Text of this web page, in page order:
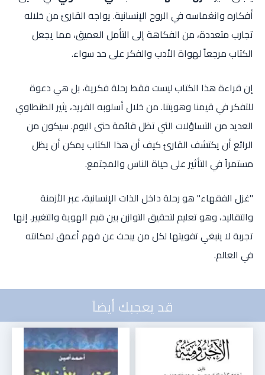
أفكاره وانغماسه في الروح الإنسانية. يواجه القارئ من خلاله
تجارب متعددة، من الفكاهة إلى التأمل العميق، مما يجعل
الكتاب مرجعاً لهواة الأدب والفكر على حد سواء.
إن قراءة هذا الكتاب ليست فقط رحلة فكرية، بل هي دعوة
للتفكر في قيمنا وهويتنا. من خلال أسلوبه الفريد، يثير الطنطاوي
العديد من التساؤلات التي تظل قائمة حتى اليوم. سيكون من
الرائع أن يكتشف القارئ كيف أن هذا الكتاب يمكن أن يظل
مستمراً في التأثير على حياة الناس والمجتمع.
"غزل الفقهاء" هو رحلة داخل الذات الإنسانية، عبر الأزمنة
والتقاليد، وهو تعليم لتحقيق التوازن بين قيم الهوية والتغيير. إنها
تجربة لا ينبغي تفويتها لكل من يبحث عن فهم أعمق لمكانته
في العالم.
قد يعجبك أيضاً